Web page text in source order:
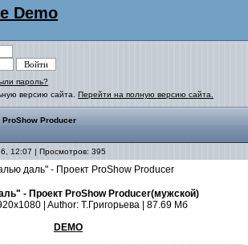
Demo
пароль?
версию сайта. Перейти на полную версию сайта.
Producer
12:07 | Просмотров: 395
- Проект ProShow Producer(мужской)
| Author: Т.Григорьева | 87.69 Мб
DEMO